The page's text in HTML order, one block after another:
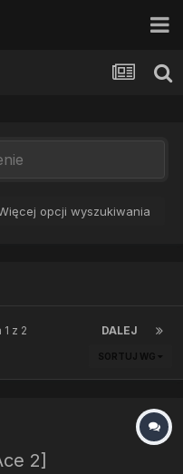
opcji wyszukiwania
DALEJ
1 z 2
SORTUJ WG
2]